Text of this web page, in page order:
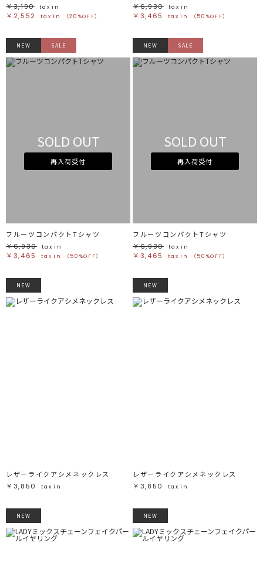
￥3,190
tax in
￥2,552 tax in （20%OFF）
￥6,930
tax in
￥3,465 tax in （50%OFF）
NEW SALE
SOLD OUT
再入荷受付
フルーツコンパクトTシャツ
￥6,930
tax in
￥3,465 tax in （50%OFF）
NEW SALE
SOLD OUT
再入荷受付
フルーツコンパクトTシャツ
￥6,930
tax in
￥3,465 tax in （50%OFF）
NEW
レザーライクアシメネックレス
￥3,850
tax in
NEW
レザーライクアシメネックレス
￥3,850
tax in
NEW NEW